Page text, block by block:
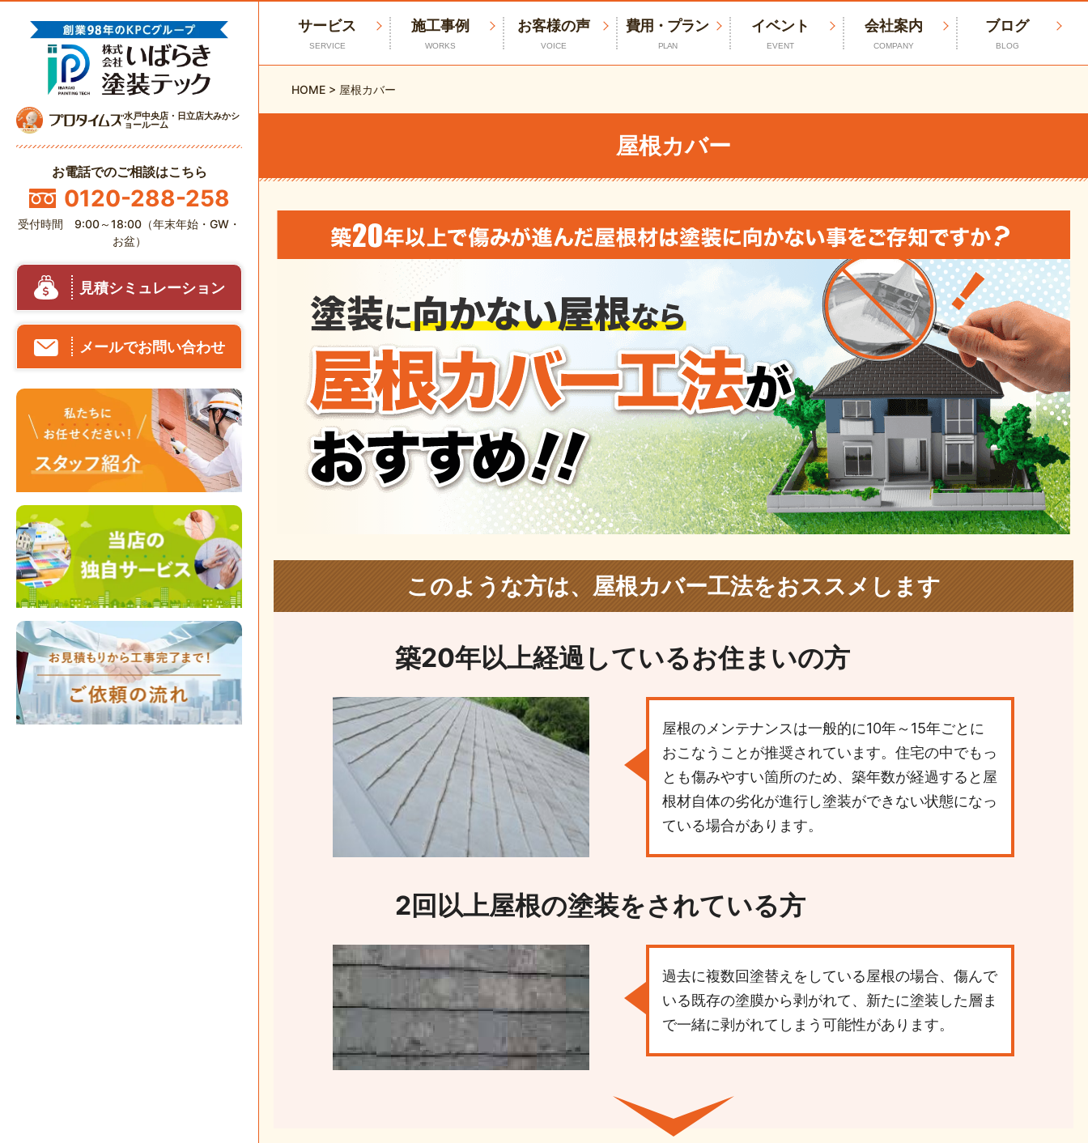
水戸中央店・日立店大みかシ
ョールーム
お電話でのご相談はこちら
0120-288-258
受付時間 9:00～18:00（年末年始・GW・
お盆）
見積シミュレーション
メールでお問い合わせ
サービス
SERVICE
施工事例
WORKS
お客様の声
VOICE
費用・プラン
PLAN
イベント
EVENT
会社案内
COMPANY
ブログ
BLOG
HOME > 屋根カバー
屋根カバー
このような方は、 屋根カバー工法をおススメします
築20年以上経過しているお住まいの方
屋根のメンテナンスは一般的に10年～15年ごとに
おこなうことが推奨されています。住宅の中でもっ
とも傷みやすい箇所のため、築年数が経過すると屋
根材自体の劣化が進行し塗装ができない状態になっ
ている場合があります。
2回以上屋根の塗装をされている方
過去に複数回塗替えをしている屋根の場合、傷んで
いる既存の塗膜から剥がれて、新たに塗装した層ま
で一緒に剥がれてしまう可能性があります。